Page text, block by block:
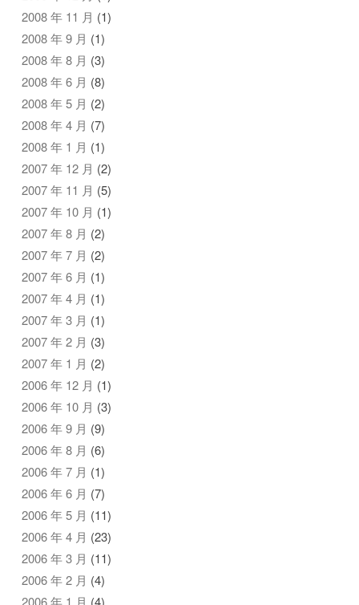
2008 年 11 月 (1)
2008 年 9 月 (1)
2008 年 8 月 (3)
2008 年 6 月 (8)
2008 年 5 月 (2)
2008 年 4 月 (7)
2008 年 1 月 (1)
2007 年 12 月 (2)
2007 年 11 月 (5)
2007 年 10 月 (1)
2007 年 8 月 (2)
2007 年 7 月 (2)
2007 年 6 月 (1)
2007 年 4 月 (1)
2007 年 3 月 (1)
2007 年 2 月 (3)
2007 年 1 月 (2)
2006 年 12 月 (1)
2006 年 10 月 (3)
2006 年 9 月 (9)
2006 年 8 月 (6)
2006 年 7 月 (1)
2006 年 6 月 (7)
2006 年 5 月 (11)
2006 年 4 月 (23)
2006 年 3 月 (11)
2006 年 2 月 (4)